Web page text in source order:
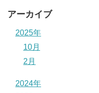
アーカイブ
2025年
10月
2月
2024年